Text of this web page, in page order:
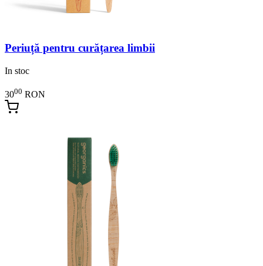
Periuță pentru curățarea limbii
In stoc
3000 RON